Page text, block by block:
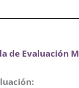
de Evaluación